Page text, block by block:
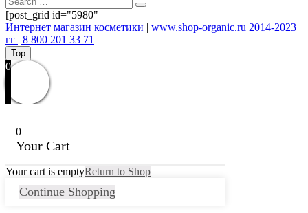
[post_grid id="5980"
Интернет магазин косметики | www.shop-organic.ru 2014-2023
гг | 8 800 201 33 71
Top
0
0
Your Cart
Your cart is emptyReturn to Shop
Continue Shopping